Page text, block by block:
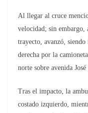
Al llegar al cruce
velocidad; sin embargo,
trayecto, avanzó,
derecha por la
norte sobre avenida
Tras el impacto, la
costado izquierdo,